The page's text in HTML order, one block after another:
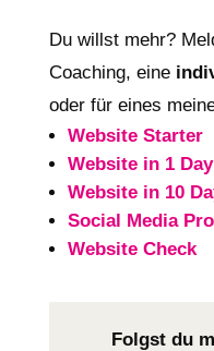
Du willst mehr?
Coaching, eine
oder für eines
Website Starter
Website in 1 Day
Website in 10
Social Media
Website Check
Folgst du